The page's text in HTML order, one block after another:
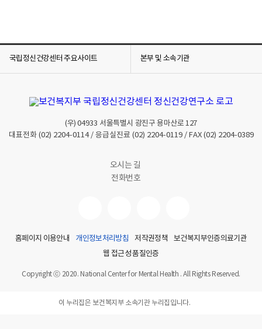
국립정신건강센터 주요사이트 본부 및 소속기관
(우)04933 서울특별시 광진구 용마산로 127
대표전화 (02) 2204-0114/ 응급실진료 (02) 2204-0119/ FAX (02) 2204-0389
오시는 길
전화번호
홈페이지 이용안내 개인정보처리방침 저작권정책
보건복지부인증의료기관
웹 접근성 품질인증
Copyright ⓒ 2020. National Center for Mental Health . All Rights Reserved.
이 누리집은 보건복지부 소속기관 누리집입니다.